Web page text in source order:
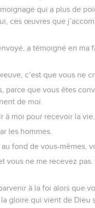
qui a plus de
ces œuvres que
a témoigné en ma
c’est que vous ne
parce que vous êtes
de moi.
à moi pour recevoir la vie.
les hommes.
fond de vous-mêmes,
vous ne me recevez
à la foi alors que
gloire qui vient de Dieu